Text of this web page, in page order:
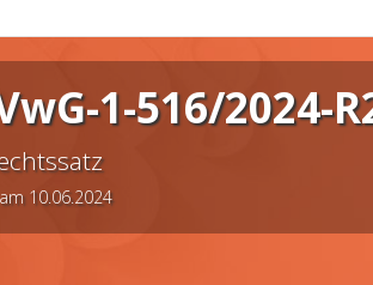
1-516/2024-
10.06.2024